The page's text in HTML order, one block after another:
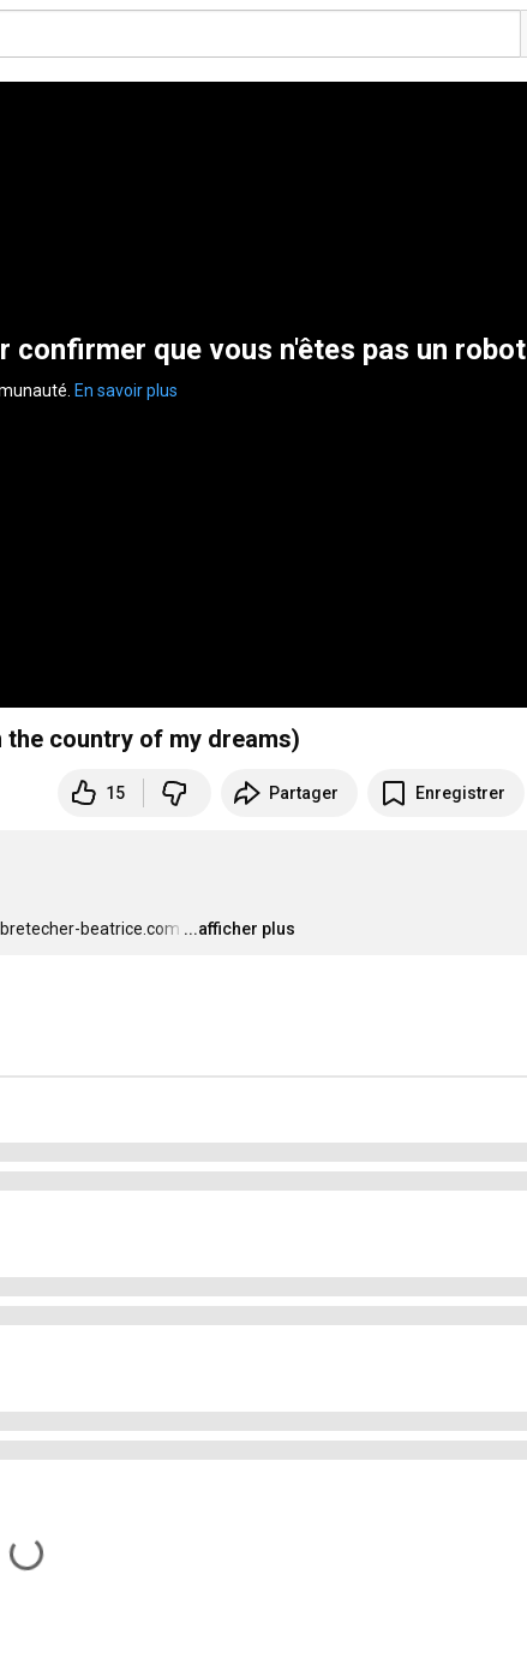
confirmer que vous n'êtes pas un robot
En savoir plus
the country of my dreams)
15 Partager Enregistrer
beatrice.com …
...afficher plus